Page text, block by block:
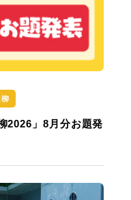
2026」8月分お題発